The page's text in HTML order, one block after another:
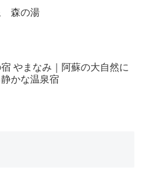
森の湯
やまなみ｜阿蘇の大自然に
かな温泉宿